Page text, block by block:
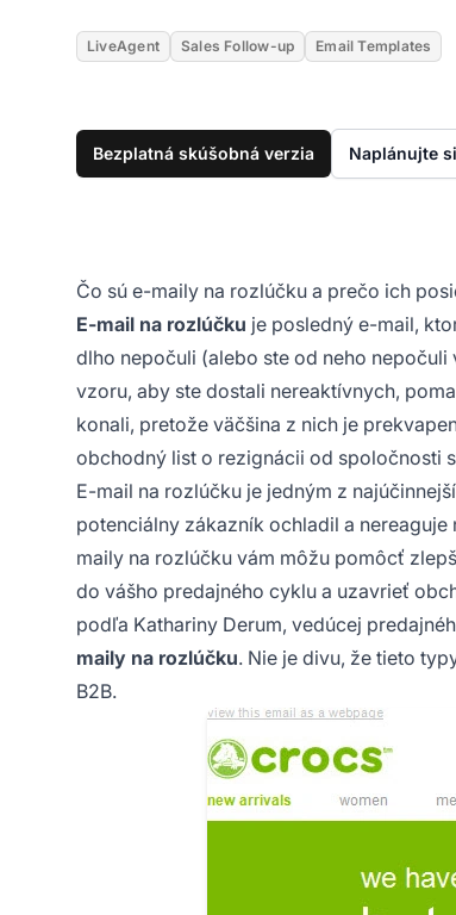
LiveAgent Sales Follow-up Email Templates
Bezplatná skúšobná verzia Naplánujte
Čo sú e-maily na rozlúčku a prečo ich
E-mail na rozlúčku je posledný e-mail,
dlho nepočuli (alebo ste od neho
vzoru, aby ste dostali nereaktívnych,
konali, pretože väčšina z nich je
obchodný list o rezignácii od spoločnosti
E-mail na rozlúčku je jedným z
potenciálny zákazník ochladil a
maily na rozlúčku vám môžu pomôcť
do vášho predajného cyklu a uzavrieť
podľa Kathariny Derum, vedúcej
maily na rozlúčku. Nie je divu, že tieto
B2B.